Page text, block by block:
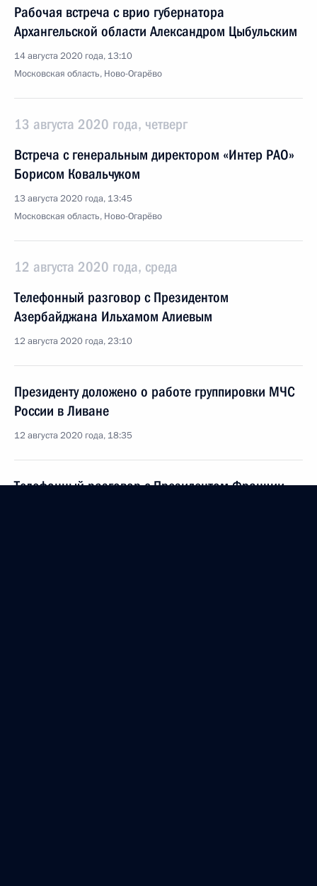
Рабочая встреча с врио губернатора
Архангельской области Александром Цыбульским
14 августа 2020 года, 13:10
Московская область, Ново-Огарёво
13 августа 2020 года, четверг
Встреча с генеральным директором «Интер РАО»
Борисом Ковальчуком
13 августа 2020 года, 13:45
Московская область, Ново-Огарёво
12 августа 2020 года, среда
Телефонный разговор с Президентом
Азербайджана Ильхамом Алиевым
12 августа 2020 года, 23:10
Президенту доложено о работе группировки МЧС
России в Ливане
12 августа 2020 года, 18:35
Телефонный разговор с Президентом Франции